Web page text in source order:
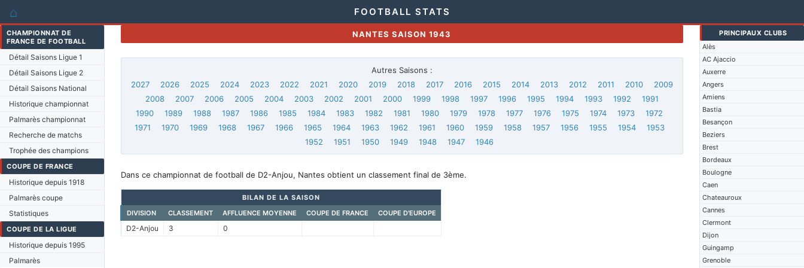
⌂ FOOTBALL STATS
CHAMPIONNAT DE
FRANCE DE FOOTBALL
Détail Saisons Ligue 1
Détail Saisons Ligue 2
Détail Saisons National
Historique championnat
Palmarès championnat
Recherche de matchs
Trophée des champions
COUPE DE FRANCE
Historique depuis 1918
Palmarès coupe
Statistiques
COUPE DE LA LIGUE
Historique depuis 1995
Palmarès
PRINCIPAUX CLUBS
Alès
AC Ajaccio
Auxerre
Angers
Amiens
Bastia
Besançon
Beziers
Brest
Bordeaux
Boulogne
Caen
Chateauroux
Cannes
Clermont
Dijon
Guingamp
Grenoble
NANTES SAISON 1943
Autres Saisons :
2027
2026 2025 2024 2023 2022 2021 2020 2019 2018 2017 2016 2015 2014 2013 2012 2011 2010
2009
2008
2007 2006 2005 2004 2003 2002 2001 2000 1999 1998 1997 1996 1995 1994 1993 1992
1991
1990
1989 1988 1987 1986 1985 1984 1983 1982 1981 1980 1979 1978 1977 1976 1975 1974 1973
1972
1971
1970 1969 1968 1967 1966 1965 1964 1963 1962 1961 1960 1959 1958 1957 1956 1955 1954
1953
1952
1951 1950 1949 1948 1947 1946
Dans ce championnat de football de D2-Anjou, Nantes obtient un classement final de 3ème.
BILAN DE LA SAISON
DIVISION
CLASSEMENT AFFLUENCE MOYENNE COUPE DE FRANCE COUPE D'EUROPE
D2-Anjou 3 0